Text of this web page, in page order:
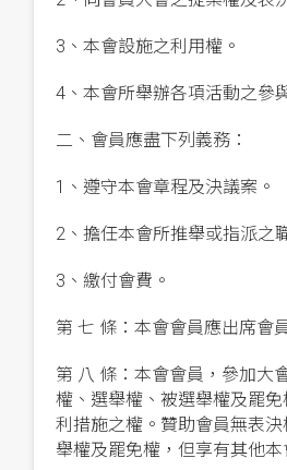
3、本會設施之利用權。
4、本會所舉辦各項活動之參
二、會員應盡下列義務：
1、遵守本會章程及決議案。
2、擔任本會所推舉或指派之
3、繳付會費。
第 七 條：本會會員應出席會
第 八 條：本會會員，參加大
權、選舉權、被選舉權及罷
利措施之權。贊助會員無表
舉權及罷免權，但享有其他本